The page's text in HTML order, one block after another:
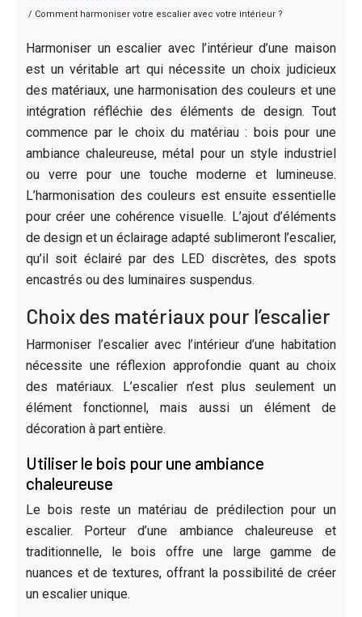
/ Comment harmoniser votre escalier avec votre intérieur ?
Harmoniser un escalier avec l’intérieur d’une maison
est un véritable art qui nécessite un choix judicieux
des matériaux, une harmonisation des couleurs et une
intégration réfléchie des éléments de design. Tout
commence par le choix du matériau : bois pour une
ambiance chaleureuse, métal pour un style industriel
ou verre pour une touche moderne et lumineuse.
L’harmonisation des couleurs est ensuite essentielle
pour créer une cohérence visuelle. L’ajout d’éléments
de design et un éclairage adapté sublimeront l’escalier,
qu’il soit éclairé par des LED discrètes, des spots
encastrés ou des luminaires suspendus.
Choix des matériaux pour l’escalier
Harmoniser l’escalier avec l’intérieur d’une habitation
nécessite une réflexion approfondie quant au choix
des matériaux. L’escalier n’est plus seulement un
élément fonctionnel, mais aussi un élément de
décoration à part entière.
Utiliser le bois pour une ambiance
chaleureuse
Le bois reste un matériau de prédilection pour un
escalier. Porteur d’une ambiance chaleureuse et
traditionnelle, le bois offre une large gamme de
nuances et de textures, offrant la possibilité de créer
un escalier unique.